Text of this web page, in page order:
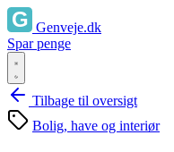
Genveje.dk
Spar penge
Tilbage til oversigt
Bolig, have og interiør